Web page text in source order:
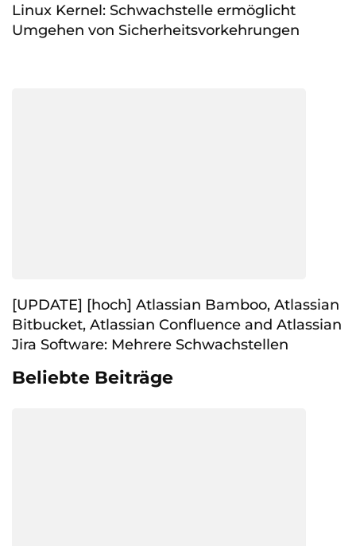
Linux Kernel: Schwachstelle ermöglicht
Umgehen von Sicherheitsvorkehrungen
[UPDATE] [hoch] Atlassian Bamboo, Atlassian
Bitbucket, Atlassian Confluence and Atlassian
Jira Software: Mehrere Schwachstellen
Beliebte Beiträge